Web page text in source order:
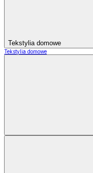
Tekstylia domowe
Tekstylia domowe